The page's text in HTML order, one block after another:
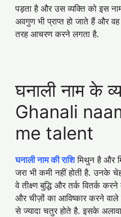
पड़ता है और उस व्यक्ति को इस
अवगुण भी प्राप्त हो जाते हैं और
तरह आचरण करने लगता है.
घनाली नाम के
Ghanali
me talent
घनाली नाम की राशिमिथुन है और
जरा भी कमी नहीं होती है. उनके
वे तीक्ष्ण बुद्धि और तर्क वितर्क
और चीज़ों का आविष्कार करने
से ज्यादा चतुर होते है. इसके